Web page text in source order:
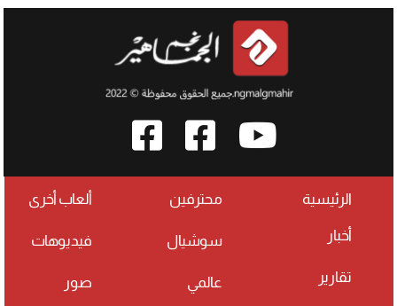
الرئيسية
أخبار
تقارير
محترفين
سوشيال
عالمي
ألعاب أخرى
فيديوهات
صور